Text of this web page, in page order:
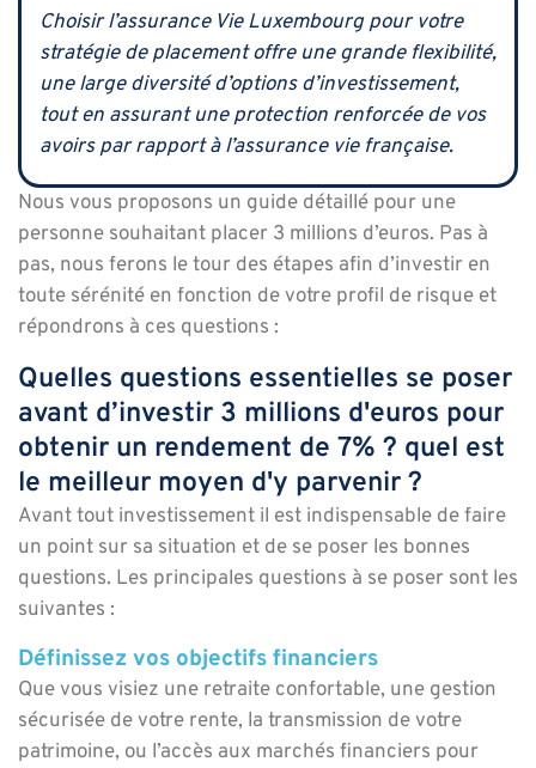
Choisir l’assurance Vie Luxembourg pour votre
stratégie de placement offre une grande flexibilité,
une large diversité d’options d’investissement,
tout en assurant une protection renforcée de vos
avoirs par rapport à l’assurance vie française.
Nous vous proposons un guide détaillé pour une
personne souhaitant placer 3 millions d’euros. Pas à
pas, nous ferons le tour des étapes afin d’investir en
toute sérénité en fonction de votre profil de risque et
répondrons à ces questions :
Quelles questions essentielles se poser
avant d’investir 3 millions d'euros pour
obtenir un rendement de 7% ? quel est
le meilleur moyen d'y parvenir ? ​
Avant tout investissement il est indispensable de faire
un point sur sa situation et de se poser les bonnes
questions. Les principales questions à se poser sont les
suivantes :
Définissez vos objectifs financiers
Que vous visiez une retraite confortable, une gestion
sécurisée de votre rente, la transmission de votre
patrimoine, ou l’accès aux marchés financiers pour